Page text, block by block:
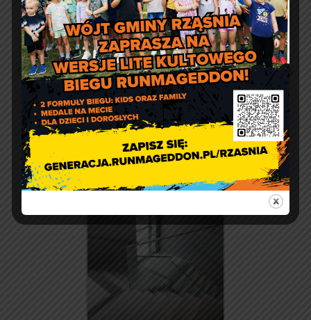
Budowa pasywnego budynku użyteczności publicznej w
Rząśni